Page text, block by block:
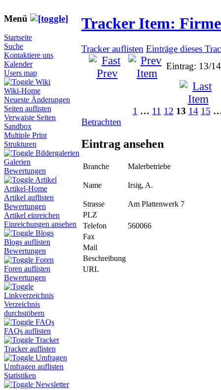
Menü
Startseite
Suche
Kontaktiere uns
Kalender
Users map
Wiki
Wiki-Home
Neueste Änderungen
Seiten auflisten
Verwaiste Seiten
Sandbox
Multiple Print
Strukturen
Bildergalerien
Galerien
Bewertungen
Artikel
Artikel-Home
Artikel auflisten
Bewertungen
Artikel einreichen
Einreichungen ansehen
Blogs
Blogs auflisten
Bewertungen
Foren
Foren auflisten
Bewertungen
Linkverzeichnis
Verzeichnis
durchstöbern
FAQs
FAQs auflisten
Tracker
Tracker auflisten
Umfragen
Umfragen auflisten
Statistiken
Newsletter
Tracker Item:
Tracker auflisten Einträge dieses
Eintrag: 13/
1 … 11 12 13 14 15
Betrachten
Eintrag ansehen
Branche Malerbetriebe
Name Irsig, A.
Strasse
Am Plattenwerk 7
PLZ
Telefon
560066
Fax
Mail
Beschreibung
URL